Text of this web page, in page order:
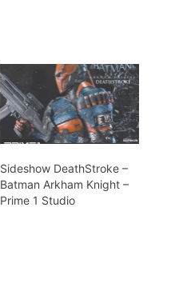
Sideshow DeathStroke –
Batman Arkham Knight –
Prime 1 Studio